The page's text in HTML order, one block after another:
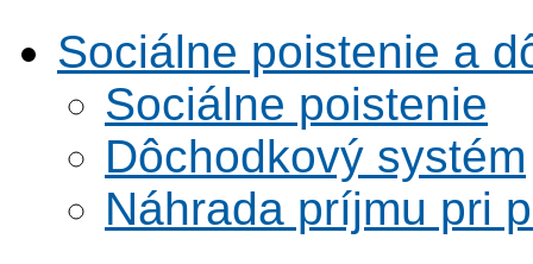
Sociálne poistenie a
Sociálne poistenie
Dôchodkový systém
Náhrada príjmu pri